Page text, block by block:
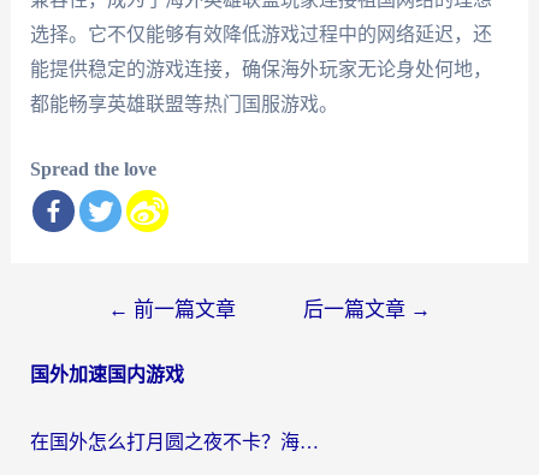
选择。它不仅能够有效降低游戏过程中的网络延迟，还
能提供稳定的游戏连接，确保海外玩家无论身处何地，
都能畅享英雄联盟等热门国服游戏。
Spread the love
导
← 前一篇文章 后一篇文章 →
国外加速国内游戏
在国外怎么打月圆之夜不卡？海外玩家国服游戏加速终极指南（附巴西英国游戏适配方案）